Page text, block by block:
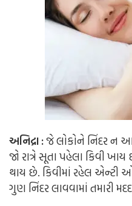
અનિદ્રા :જે લોકોને નિંદર ન
જો રાત્રે સૂતા પહેલા કિવી
થાય છે. કિવીમાં રહેલ એન્ટી
ગુણ નિંદર લાવવામાં તમારી